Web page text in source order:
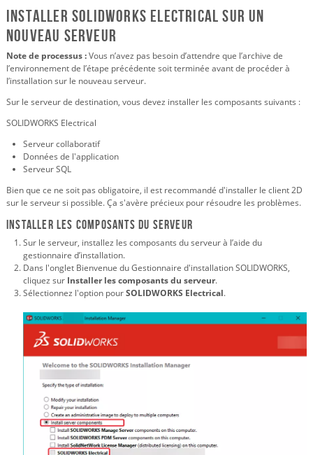
Installer SOLIDWORKS Electrical sur un
nouveau serveur
Note de processus :Vous n’avez pas besoin d’attendre que l’archive de
l’environnement de l’étape précédente soit terminée avant de procéder à
l’installation sur le nouveau serveur.
Sur le serveur de destination, vous devez installer les composants suivants :
SOLIDWORKS Electrical
Serveur collaboratif
Données de l'application
Serveur SQL
Bien que ce ne soit pas obligatoire, il est recommandé d'installer le client 2D
sur le serveur si possible. Ça s'avère précieux pour résoudre les problèmes.
Installer les composants du serveur
Sur le serveur, installez les composants du serveur à l’aide du
gestionnaire d’installation.
Dans l'onglet Bienvenue du Gestionnaire d'installation SOLIDWORKS,
cliquez sur Installer les composants du serveur.
Sélectionnez l'option pourSOLIDWORKS Electrical.